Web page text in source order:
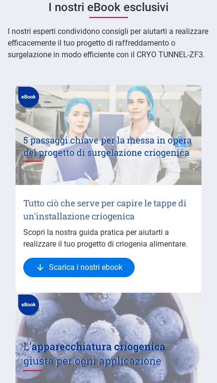
I nostri eBook esclusivi
I nostri esperti condividono consigli per aiutarti a realizzare
efficacemente il tuo progetto di raffreddamento o
surgelazione in modo efficiente con il CRYO TUNNEL-ZF3.
Tutto ciò che serve per capire le tappe di
un'installazione criogenica
Scopri la nostra guida pratica per aiutarti a
realizzare il tuo progetto di criogenia alimentare.
Scarica i nostri ebook